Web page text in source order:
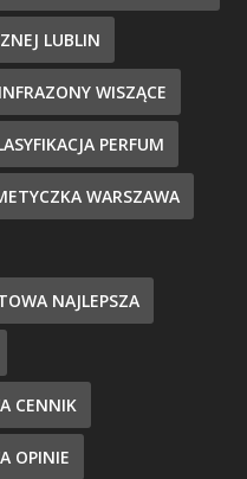
LUBLIN
INFRAZONY WISZĄCE
PERFUM
WARSZAWA
NAJLEPSZA
CENNIK
OPINIE